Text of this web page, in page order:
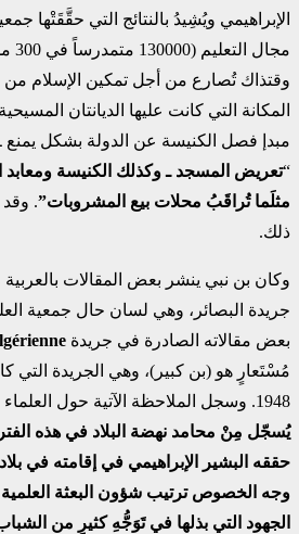
الإبراهيمي ويُشِيدُ بالنتائج التي حقَّقَتْها
وقتذاك تُصارع من أجل تمكين الإسلام
المكانة التي كانت عليها الديانتان
مبدإ فصل الكنيسة عن الدولة بشكل
“تعريض المسجد ـ وكذلك الكنيسة ومعابد
مثلَما تُراقَبُ محلات بيع المشروبات”.
ذلك.
وكان بن نبي ينشر بعض المقالات
جريدة البصائر، وهي لسان حال جمعية
بعض مقالاته الصادرة في جريدة
مُسْتَعارٍ هو (بن كبير)، وهي الجريدة التي
1948. وسجل الملاحظة الآتية حول العلماء في مذكراته: “
يُسجّل مِنْ محامد نهضة البلاد في هذه
حققه البشير الإبراهيمي في إقامته في
وجه الخصوص ترتيب شؤون البعثة
الجهود التي بذلها في تَوَجُّهِ كثيرٍ من